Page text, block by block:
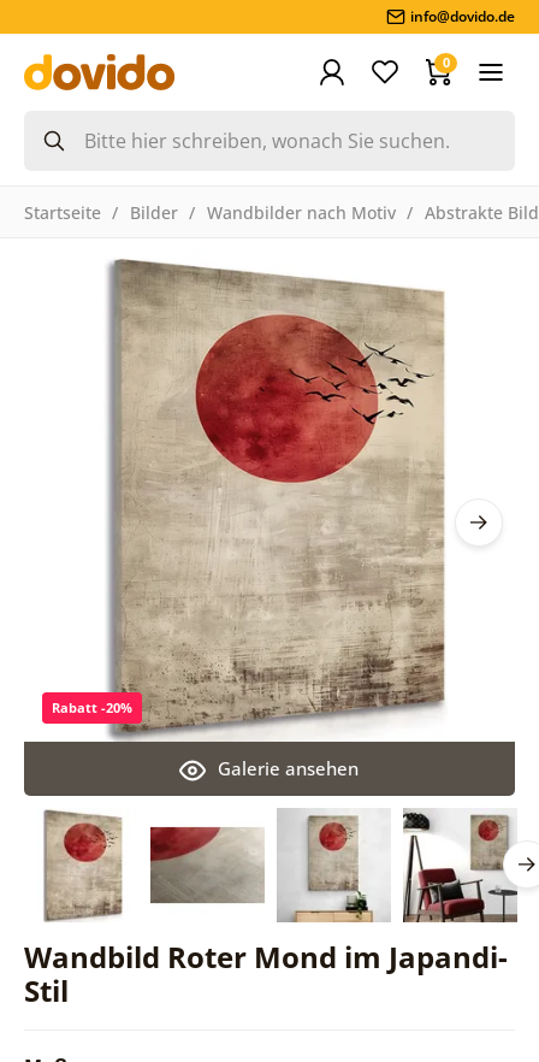
info@dovido.de
0
Startseite Bilder Wandbilder nach Motiv Abstrakte
Wandbild Roter Mond im Japandi-
Stil
Galerie ansehen
Rabatt -20%